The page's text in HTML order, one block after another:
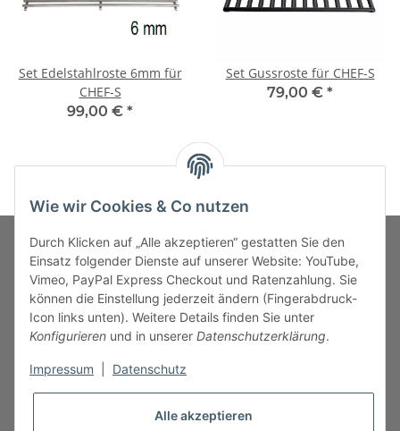
Set Edelstahlroste 6mm für
CHEF-S
99,00 € *
Set Gussroste für CHEF-S
79,00 € *
MARKENWELT
SERVICE
INFORMATIONEN
Wie wir Cookies & Co nutzen
Durch Klicken auf „Alle akzeptieren“ gestatten Sie den
Einsatz folgender Dienste auf unserer Website: YouTube,
Vimeo, PayPal Express Checkout und Ratenzahlung. Sie
können die Einstellung jederzeit ändern (Fingerabdruck-
Icon links unten). Weitere Details finden Sie unter
Konfigurieren und in unserer Datenschutzerklärung.
Impressum Datenschutz
Alle akzeptieren